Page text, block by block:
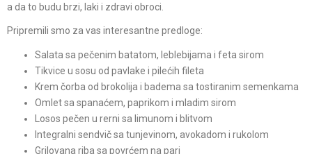
a da to budu brzi, laki i zdravi obroci.
Pripremili smo za vas interesantne predloge:
Salata sa pečenim batatom, leblebijama i feta sirom
Tikvice u sosu od pavlake i pilećih fileta
Krem čorba od brokolija i badema sa tostiranim semenkama
Omlet sa spanaćem, paprikom i mladim sirom
Losos pečen u rerni sa limunom i blitvom
Integralni sendvič sa tunjevinom, avokadom i rukolom
Grilovana riba sa povrćem na pari